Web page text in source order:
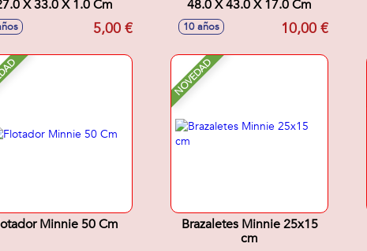
X 33.0 X 1.0 Cm
5,00 €
48.0 X 43.0 X 17.0 Cm
10 años 10,00 €
Minnie 50 Cm
NOVEDAD
Brazaletes Minnie 25x15
cm